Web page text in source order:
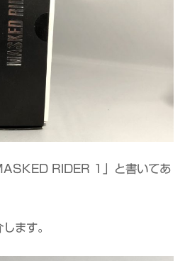
RIDER 1」と書いてあ
ます。